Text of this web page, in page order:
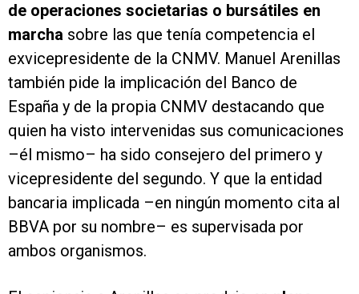
de operaciones societarias o bursátiles en
marcha sobre las que tenía competencia el
exvicepresidente de la CNMV. Manuel Arenillas
también pide la implicación del Banco de
España y de la propia CNMV destacando que
quien ha visto intervenidas sus comunicaciones
–él mismo– ha sido consejero del primero y
vicepresidente del segundo. Y que la entidad
bancaria implicada –en ningún momento cita al
BBVA por su nombre– es supervisada por
ambos organismos.